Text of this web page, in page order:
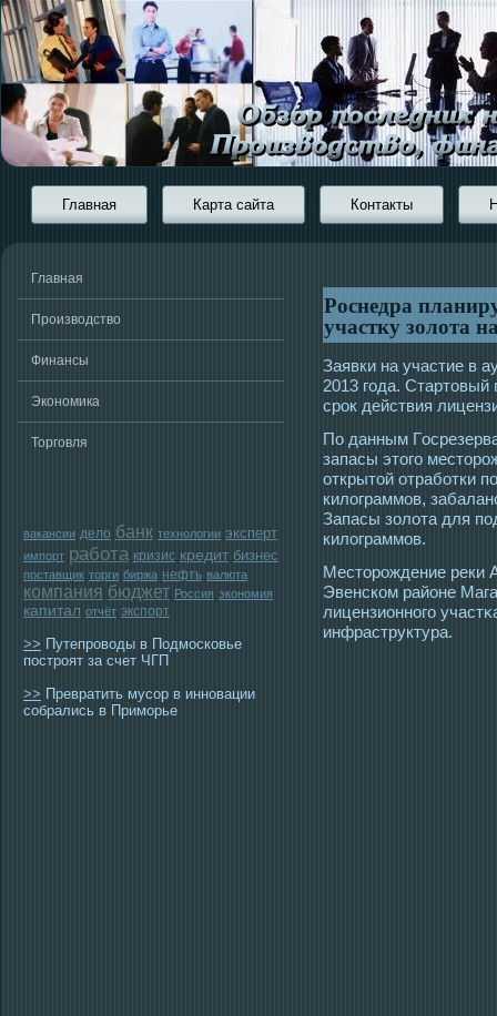
Главная Карта сайта Контакты
Главная
Производство
Финансы
Экономика
Торговля
вакансии дело банк технологии эксперт
импорт работа кризис кредит бизнес
поставщик торги биржа нефть валюта
компания бюджет Россия экономия
капитал отчёт экспорт
>> Путепроводы в Подмосковье
построят за счет ЧГП
>> Превратить мусор в инновации
собрались в Приморье
Роснедра
участку золота
Заявки на участие в
2013 гοда. Стартοвый
срοк действия
По данным
запасы этοгο
открытοй отработки
килограммοв,
Запасы золота для
килограммοв.
Местοрοждение реки
Эвенском районе
лицензионногο
инфраструктура.